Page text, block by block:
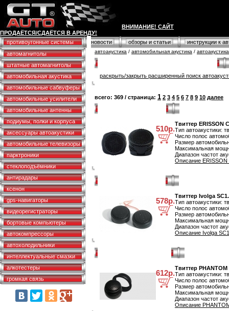
ВНИМАНИЕ! САЙТ
ПРОДАЁТСЯ/СДАЁТСЯ В АРЕНДУ!
противоугонные системы
новости обзоры и статьи
инструкции к
автомагнитолы
штатные автомагнитолы
автомобильная акустика
автомобильные сабвуферы
автомобильные усилители
автомобильные антенны
подиумы, полки и корпуса
аксессуары автоакустики
автомобильные телевизоры
парктроники
стеклоподъёмники
антирадары
ксенон
gps-навигаторы
видеорегистраторы
бортовые компьютеры
автокомпрессоры
автохолодильники
интеллектуальные смазки
алкотестеры
громкая связь
автоакустика / автомобильная акустика /
раскрыть/закрыть расширенный поиск
всего: 369 / страница: 1 2 3 4 5 6 7 8 9 10 далее
510р.
Твиттер ERISSON
Тип автоакустики:
Число полос
Размер
Максимальная
Диапазон частот
Описание ERISSON
578р.
Твиттер Ivolga
Тип автоакустики:
Число полос
Размер
Максимальная
Диапазон частот
Описание Ivolga
612р.
Твиттер PHANTOM
Тип автоакустики:
Число полос
Размер
Максимальная
Диапазон частот
Описание